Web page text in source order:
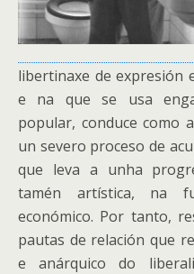
libertinaxe de expresión
e na que se usa
popular, conduce como
un severo proceso de
que leva a unha
tamén artística, na
económico. Por tanto,
pautas de relación que
e anárquico do